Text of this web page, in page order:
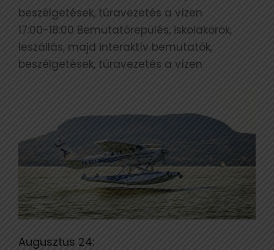
beszélgetések, túravezetés a vízen
17:00-18:00 Bemutatórepülés, iskolakörök,
leszállás, majd interaktív bemutatók,
beszélgetések, túravezetés a vízen
Augusztus 24: